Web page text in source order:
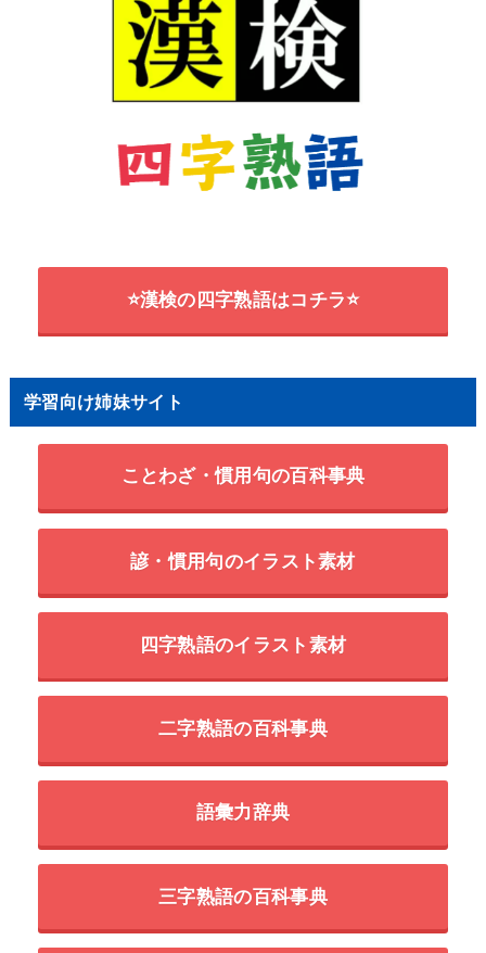
⭐漢検の四字熟語はコチラ⭐
学習向け姉妹サイト
ことわざ・慣用句の百科事典
諺・慣用句のイラスト素材
四字熟語のイラスト素材
二字熟語の百科事典
語彙力辞典
三字熟語の百科事典